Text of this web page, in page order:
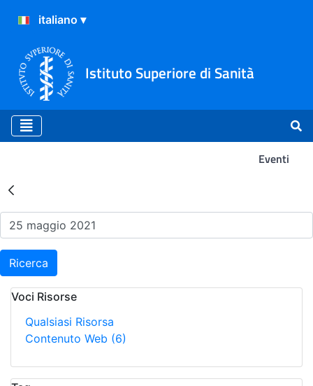
Istituto Superiore di Sanità
Eventi
Risultati della Ricerca -
Ricerca
Voci Risorse
Qualsiasi Risorsa
Contenuto Web (6)